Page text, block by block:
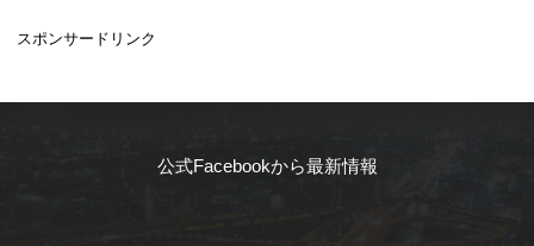
スポンサードリンク
公式Facebookから最新情報